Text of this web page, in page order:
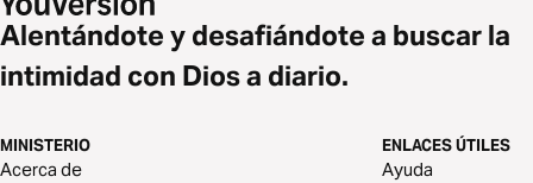
Alentándote y desafiándote a buscar la
intimidad con Dios a diario.
MINISTERIO
Acerca de
ENLACES ÚTILES
Ayuda